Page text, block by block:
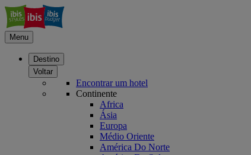
Menu
Destino
Voltar
Encontrar um hotel
Continente
Africa
Ásia
Europa
Médio Oriente
América Do Norte